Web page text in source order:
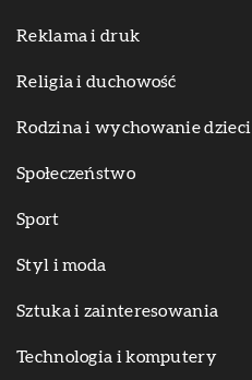
Reklama i druk
Religia i duchowość
Rodzina i wychowanie dzieci
Społeczeństwo
Sport
Styl i moda
Sztuka i zainteresowania
Technologia i komputery